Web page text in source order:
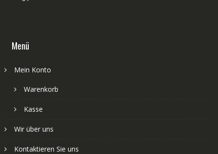
Menü
Mein Konto
Warenkorb
Kasse
Wir über uns
Kontaktieren Sie uns